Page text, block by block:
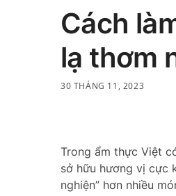
Cách
lạ thơm
30 THÁNG 11, 2023
Trong ẩm thực Việt
sở hữu hương vị cực
nghiện” hơn nhiều